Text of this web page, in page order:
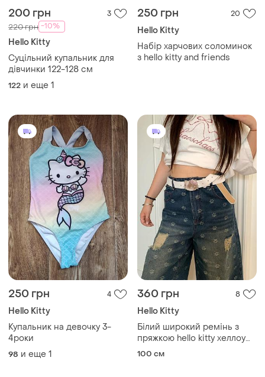
200 грн 3
220 грн -10%
Hello Kitty
Суцільний купальник для
дівчинки 122-128 см
122 и еще 1
250 грн 20
Hello Kitty
Набір харчових соломинок
з hello kitty and friends
250 грн 4
Hello Kitty
Купальник на девочку 3-
4роки
98 и еще 1
360 грн 8
Hello Kitty
Білий широкий ремінь з
пряжкою hello kitty хеллоу
кітті, білий ремінь з штучної
100 см